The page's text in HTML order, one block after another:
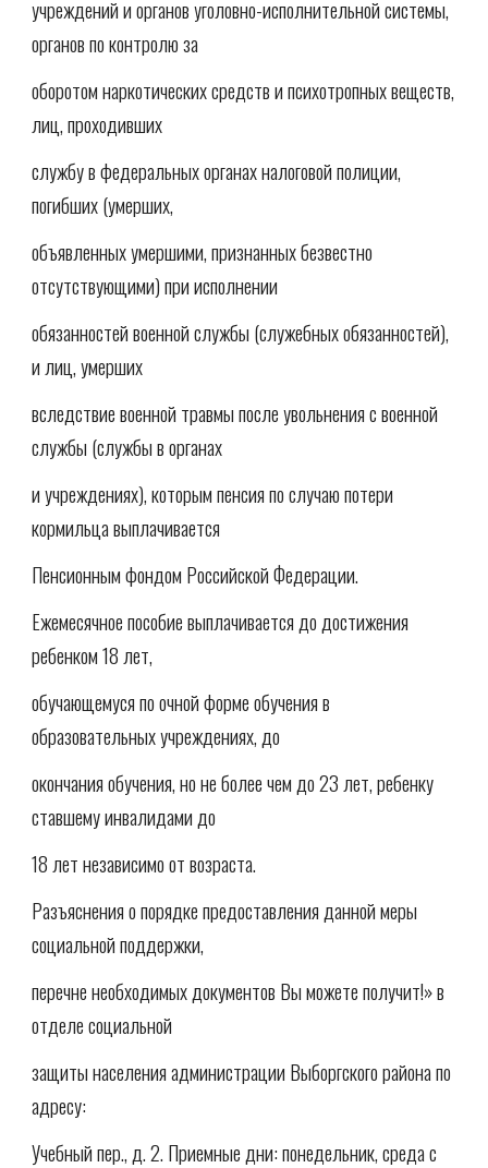
учреждений и органов уголовно-исполнительной системы,
органов по контролю за
оборотом наркотических средств и психотропных веществ,
лиц, проходивших
службу в федеральных органах налоговой полиции,
погибших (умерших,
объявленных умершими, признанных безвестно
отсутствующими) при исполнении
обязанностей военной службы (служебных обязанностей),
и лиц, умерших
вследствие военной травмы после увольнения с военной
службы (службы в органах
и учреждениях), которым пенсия по случаю потери
кормильца выплачивается
Пенсионным фондом Российской Федерации.
Ежемесячное пособие выплачивается до достижения
ребенком 18 лет,
обучающемуся по очной форме обучения в
образовательных учреждениях, до
окончания обучения, но не более чем до 23 лет, ребенку
ставшему инвалидами до
18 лет независимо от возраста.
Разъяснения о порядке предоставления данной меры
социальной поддержки,
перечне необходимых документов Вы можете получит!» в
отделе социальной
защиты населения администрации Выборгского района по
адресу:
Учебный пер., д. 2. Приемные дни: понедельник, среда с